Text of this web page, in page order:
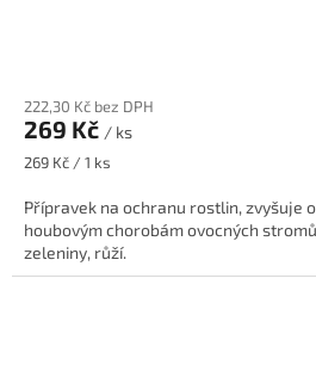
222,30 Kč bez DPH
269 Kč / ks
Měrná
269 Kč / 1 ks
Přípravek na ochranu rostlin, zvyšuje
houbovým chorobám ovocných
zeleniny, růží.